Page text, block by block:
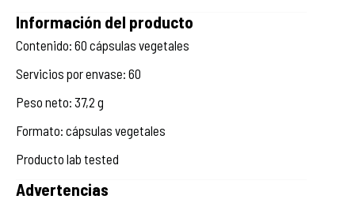
Información del producto
Contenido: 60 cápsulas vegetales
Servicios por envase: 60
Peso neto: 37,2 g
Formato: cápsulas vegetales
Producto lab tested
Advertencias